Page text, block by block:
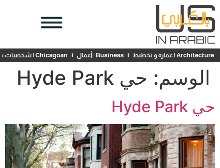
Architecture | عمارة و تخطيط Business | أعمال Chicagoan | شخصيات محلية
الوسم: حي Hyde Park
حي Hyde Park